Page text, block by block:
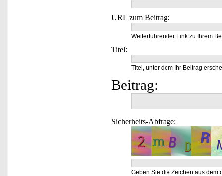
URL zum Beitrag:
Weiterführender Link zu Ihrem
Titel:
Titel, unter dem Ihr Beitrag
Beitrag:
Sicherheits-Abfrage:
Geben Sie die Zeichen aus dem